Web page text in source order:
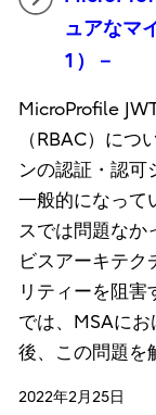
ュアなマ
1）－
MicroProfile
（RBAC）につ
ンの認証・認
一般的になって
スでは問題なか
ビスアーキテク
リティーを阻
では、MSAに
後、この問題を
2022年2月25日